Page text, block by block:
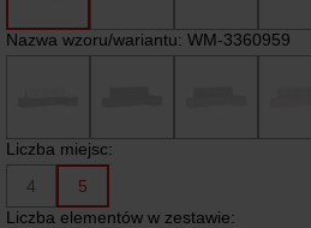
Nazwa wzoru/wariantu: WM-3360959
Liczba miejsc:
4
5
Liczba elementów w zestawie: